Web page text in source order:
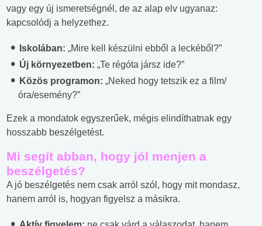
vagy egy új ismeretségnél, de az alap elv ugyanaz:
kapcsolódj a helyzethez.
Iskolában: „Mire kell készülni ebből a leckéből?”
Új környezetben: „Te régóta jársz ide?”
Közös programon: „Neked hogy tetszik ez a film/
óra/esemény?”
Ezek a mondatok egyszerűek, mégis elindíthatnak egy
hosszabb beszélgetést.
Mi segít abban, hogy jól menjen a
beszélgetés?
A jó beszélgetés nem csak arról szól, hogy mit mondasz,
hanem arról is, hogyan figyelsz a másikra.